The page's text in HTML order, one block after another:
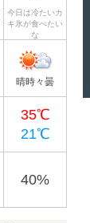
今日は冷たいカ
キ氷が食べたい
な
晴時々曇
35℃
21℃
40%